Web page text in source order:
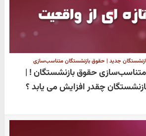
جدید | حقوق بازنشستگان متناسب‌سازی
متناسب‌سازی حقوق بازنشستگان ! |
چقدر افزایش می یابد ؟